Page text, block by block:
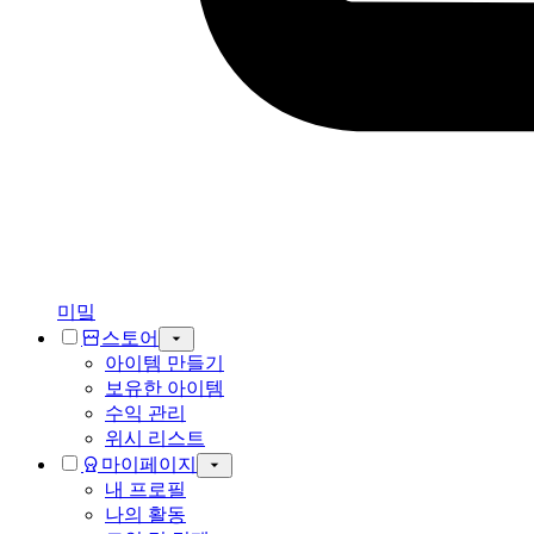
미밐
스토어
아이템 만들기
보유한 아이템
수익 관리
위시 리스트
마이페이지
내 프로필
나의 활동